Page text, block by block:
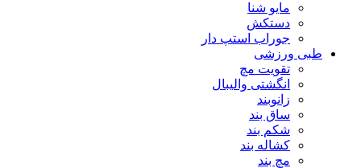
مایو شنا
دستکش
جوراب استپ دار
طبی ورزشی
تقویت مچ
انگشتی واليبال
زانوبند
ساق بند
شکم بند
کشاله بند
مچ بند